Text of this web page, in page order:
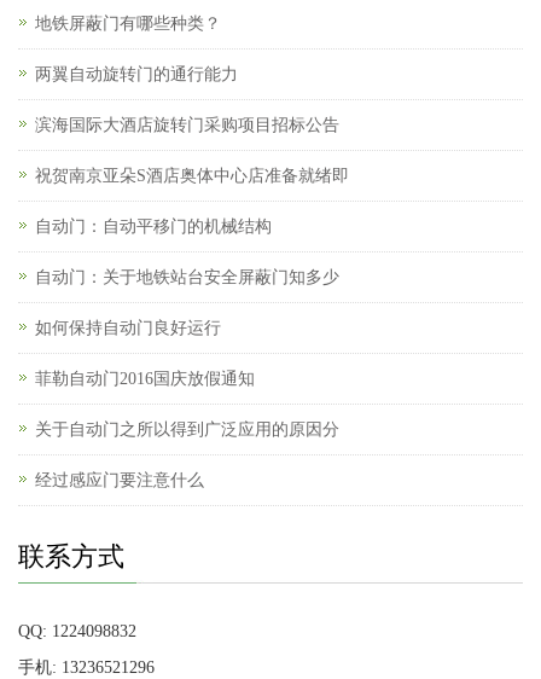
地铁屏蔽门有哪些种类？
两翼自动旋转门的通行能力
滨海国际大酒店旋转门采购项目招标公告
祝贺南京亚朵S酒店奥体中心店准备就绪即
自动门：自动平移门的机械结构
自动门：关于地铁站台安全屏蔽门知多少
如何保持自动门良好运行
菲勒自动门2016国庆放假通知
关于自动门之所以得到广泛应用的原因分
经过感应门要注意什么
联系方式
QQ: 1224098832
手机: 13236521296